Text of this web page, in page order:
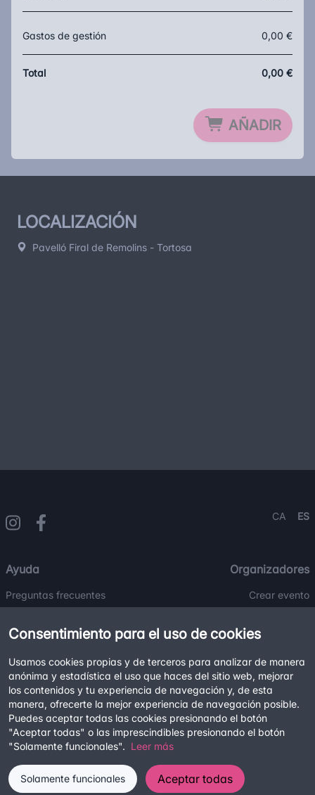
Gastos de gestión 0,00 €
Total 0,00 €
AÑADIR
LOCALIZACIÓN
Pavelló Firal de Remolins - Tortosa
CA ES
Ayuda
Preguntas frecuentes
Legal
Términos y condiciones
Política de privacidad
Política de cookies
Organizadores
Crear evento
©2026 Tuk Tuk Todos los derechos reservados.
Consentimiento para el uso de cookies
Usamos cookies propias y de terceros para analizar de manera
anónima y estadística el uso que haces del sitio web, mejorar
los contenidos y tu experiencia de navegación y, de esta
manera, ofrecerte la mejor experiencia de navegación posible.
Puedes aceptar todas las cookies presionando el botón
"Aceptar todas" o las imprescindibles presionando el botón
"Solamente funcionales". Leer más
Solamente funcionales Aceptar todas